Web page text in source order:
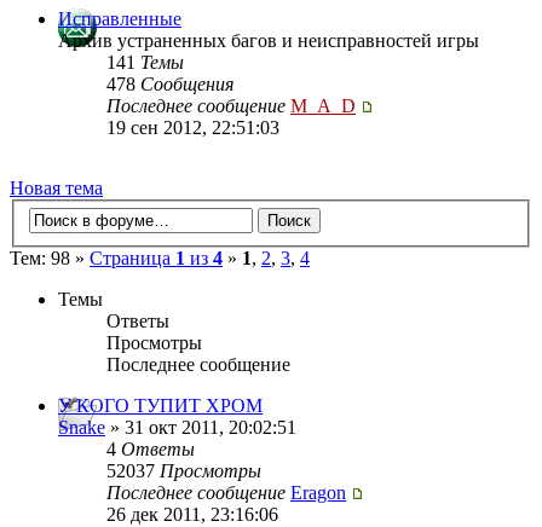
Исправленные
Архив устраненных багов и неисправностей игры
141 Темы
478 Сообщения
Последнее сообщение M_A_D
19 сен 2012, 22:51:03
Новая тема
Тем: 98 » Страница 1 из 4 » 1, 2, 3, 4
Темы
Ответы
Просмотры
Последнее сообщение
У КОГО ТУПИТ ХРОМ
Snake » 31 окт 2011, 20:02:51
4 Ответы
52037 Просмотры
Последнее сообщение Eragon
26 дек 2011, 23:16:06